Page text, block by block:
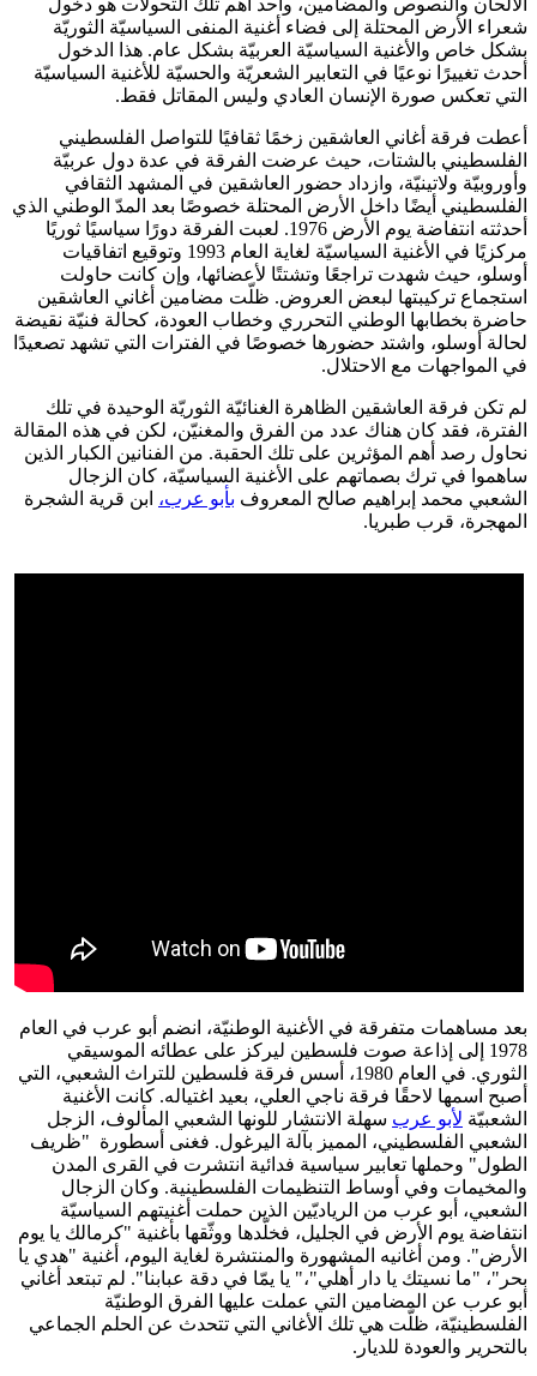
شعراء الأرض المحتلة إلى فضاء أغنية المنفى السياسيّة الثوريّة
بشكل خاص والأغنية السياسيّة العربيّة بشكل عام. هذا الدخول
أحدث تغييرًا نوعيًا في التعابير الشعريّة والحسيّة للأغنية السياسيّة
التي تعكس صورة الإنسان العادي وليس المقاتل فقط.
أعطت فرقة أغاني العاشقين زخمًا ثقافيًا للتواصل الفلسطيني
الفلسطيني بالشتات، حيث عرضت الفرقة في عدة دول عربيّة
وأوروبيّة ولاتينيّة، وازداد حضور العاشقين في المشهد الثقافي
الفلسطيني أيضًا داخل الأرض المحتلة خصوصًا بعد المدّ الوطني الذي
أحدثته انتفاضة يوم الأرض 1976. لعبت الفرقة دورًا سياسيًا ثوريًا
مركزيًا في الأغنية السياسيّة لغاية العام 1993 وتوقيع اتفاقيات
أوسلو، حيث شهدت تراجعًا وتشتتًا لأعضائها، وإن كانت حاولت
استجماع تركيبتها لبعض العروض. ظلّت مضامين أغاني العاشقين
حاضرة بخطابها الوطني التحرري وخطاب العودة، كحالة فنيّة نقيضة
لحالة أوسلو، واشتد حضورها خصوصًا في الفترات التي تشهد تصعيدًا
في المواجهات مع الاحتلال.
لم تكن فرقة العاشقين الظاهرة الغنائيّة الثوريّة الوحيدة في تلك
الفترة، فقد كان هناك عدد من الفرق والمغنيّن، لكن في هذه المقالة
نحاول رصد أهم المؤثرين على تلك الحقبة. من الفنانين الكبار الذين
ساهموا في ترك بصماتهم على الأغنية السياسيّة، كان الزجال
الشعبي محمد إبراهيم صالح المعروف بأبو عرب، ابن قرية الشجرة
المهجرة، قرب طبريا.
بعد مساهمات متفرقة في الأغنية الوطنيّة، انضم أبو عرب في العام
1978 إلى إذاعة صوت فلسطين ليركز على عطائه الموسيقي
الثوري. في العام 1980، أسس فرقة فلسطين للتراث الشعبي، التي
أصبح اسمها لاحقًا فرقة ناجي العلي، بعيد اغتياله. كانت الأغنية
الشعبيّة لأبو عرب سهلة الانتشار للونها الشعبي المألوف، الزجل
الشعبي الفلسطيني، المميز بآلة اليرغول. فغنى أسطورة "ظريف
الطول" وحملها تعابير سياسية فدائية انتشرت في القرى المدن
والمخيمات وفي أوساط التنظيمات الفلسطينية. وكان الزجال
الشعبي، أبو عرب من الرياديّين الذين حملت أغنيتهم السياسيّة
انتفاضة يوم الأرض في الجليل، فخلّدها ووثّقها بأغنية "كرمالك يا يوم
الأرض". ومن أغانيه المشهورة والمنتشرة لغاية اليوم، أغنية "هدي يا
بحر"، "ما نسيتك يا دار أهلي"،" يا يمّا في دقة عبابنا". لم تبتعد أغاني
أبو عرب عن المضامين التي عملت عليها الفرق الوطنيّة
الفلسطينيّة، ظلّت هي تلك الأغاني التي تتحدث عن الحلم الجماعي
بالتحرير والعودة للديار.